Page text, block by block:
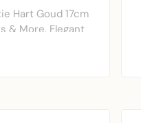
Hart Goud 17cm
& More. Elegant
in goudkleur